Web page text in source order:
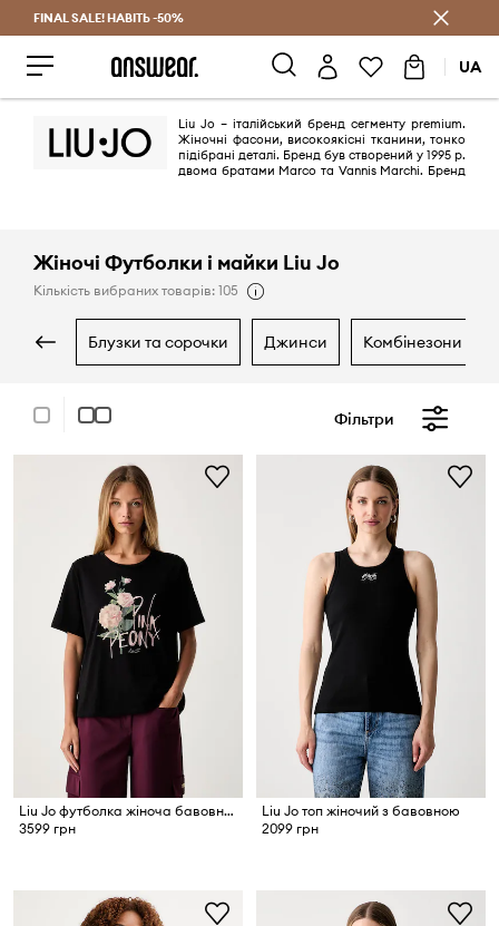
Заощаджуй з Answear Club
FINAL SALE! НАВІТЬ -50%
UA
Liu Jo – італійський бренд сегменту premium.
Жіночні фасони, високоякісні тканини, тонко
підібрані деталі. Бренд був створений у 1995 р.
двома братами Marco та Vannis Marchi. Бренд
Жіночі Футболки і майки Liu Jo
Кількість вибраних товарів: 105
блузки та сорочки джинси комбінезони
Фільтри
Liu Jo футболка жіноча бавовняна
3599 грн
Liu Jo топ жіночий з бавовною
2099 грн